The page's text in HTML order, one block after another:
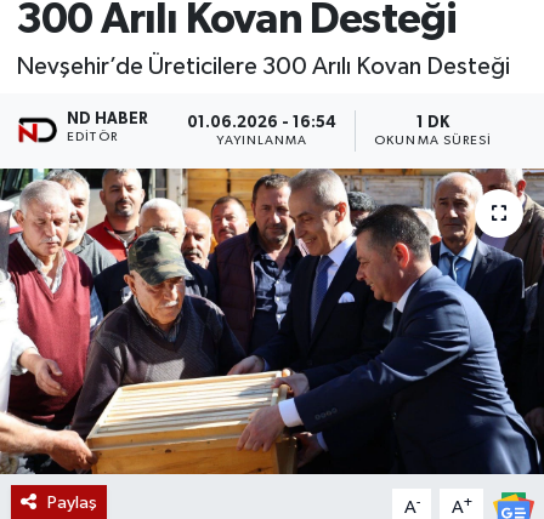
300 Arılı Kovan Desteği
Nevşehir’de Üreticilere 300 Arılı Kovan Desteği
ND HABER
EDITÖR
01.06.2026 - 16:54
YAYINLANMA
1 DK
OKUNMA SÜRESI
Paylaş A- A+